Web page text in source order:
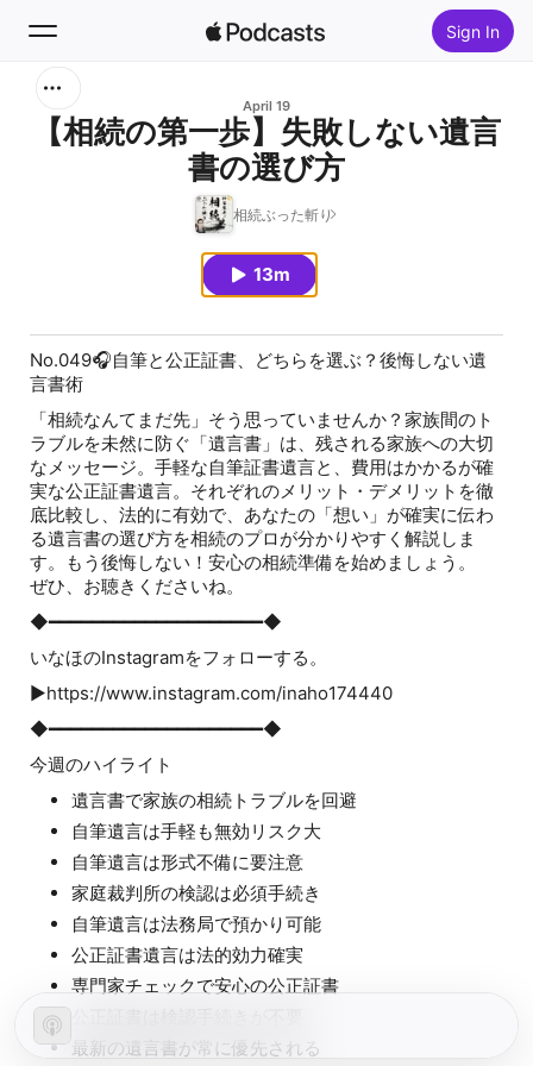
Sign In
April 19
【相続の第一歩】失敗しない遺言
書の選び方
相続ぶった斬り
13m
No.049🎧自筆と公正証書、どちらを選ぶ？後悔しない遺
言書術
「相続なんてまだ先」そう思っていませんか？家族間のト
ラブルを未然に防ぐ「遺言書」は、残される家族への大切
なメッセージ。手軽な自筆証書遺言と、費用はかかるが確
実な公正証書遺言。それぞれのメリット・デメリットを徹
底比較し、法的に有効で、あなたの「想い」が確実に伝わ
る遺言書の選び方を相続のプロが分かりやすく解説しま
す。もう後悔しない！安心の相続準備を始めましょう。
ぜひ、お聴きくださいね。
◆━━━━━━━━━━━━━━━━━━━━◆
いなほのInstagramをフォローする。
▶️https://www.instagram.com/inaho174440
◆━━━━━━━━━━━━━━━━━━━━◆
今週のハイライト
遺言書で家族の相続トラブルを回避
自筆遺言は手軽も無効リスク大
自筆遺言は形式不備に要注意
家庭裁判所の検認は必須手続き
自筆遺言は法務局で預かり可能
公正証書遺言は法的効力確実
専門家チェックで安心の公正証書
最新の遺言書が常に優先される